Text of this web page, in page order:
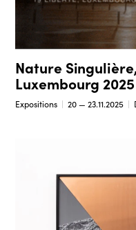
Nature
Luxembourg 2025
Expositions 20 — 23.11.2025